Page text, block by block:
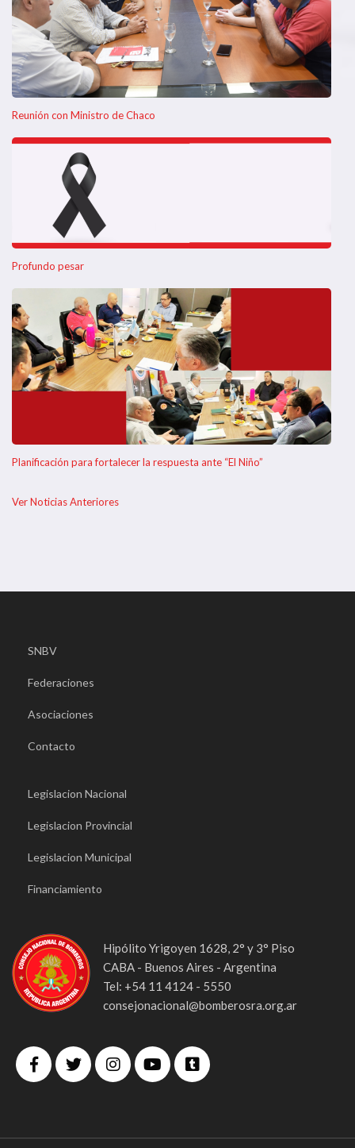
Reunión con Ministro de Chaco
Profundo pesar
Planificación para fortalecer la respuesta ante “El Niño”
Ver Noticias Anteriores
SNBV
Federaciones
Asociaciones
Contacto
Legislacion Nacional
Legislacion Provincial
Legislacion Municipal
Financiamiento
Hipólito Yrigoyen 1628, 2° y 3° Piso
CABA - Buenos Aires - Argentina
Tel: +54 11 4124 - 5550
consejonacional@bomberosra.org.ar